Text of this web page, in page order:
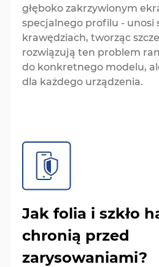
głęboko zakrzywionym
specjalnego profilu - unosi
krawędziach, tworząc
rozwiązują ten problem
do konkretnego modelu,
dla każdego urządzenia.
Jak folia i szkło
chronią przed
zarysowaniami?